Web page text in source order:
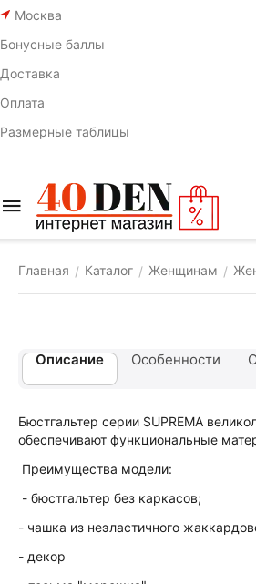
Москва
Бонусные баллы
Доставка
Оплата
Размерные таблицы
Главная / Каталог / Женщинам /
Описание Особенности
Бюстгальтер серии SUPREMA
обеспечивают функциональные
Преимущества модели:
- бюстгальтер без каркасов;
- чашка из неэластичного
- декор